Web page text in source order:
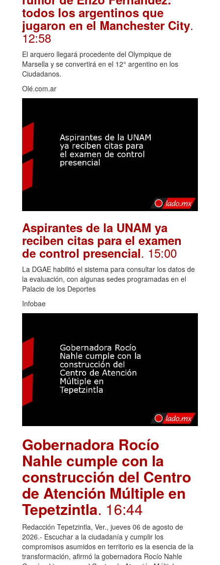
todos los argentinos que
jugaron en el Manchester City.
12:58
El arquero llegará procedente del Olympique de
Marsella y se convertirá en el 12° argentino en los
Ciudadanos.
Olé.com.ar
Aspirantes de la UNAM ya
reciben citas para el examen
de control presencial. 15:00
La DGAE habilitó el sistema para consultar los datos de
la evaluación, con algunas sedes programadas en el
Palacio de los Deportes
Infobae
Gobernadora Rocío
Nahle cumple con la
construcción del Centro
de Atención Múltiple en
Tepetzintla. 16:44
Redacción Tepetzintla, Ver., jueves 06 de agosto de
2026.- Escuchar a la ciudadanía y cumplir los
compromisos asumidos en territorio es la esencia de la
transformación, afirmó la gobernadora Rocío Nahle